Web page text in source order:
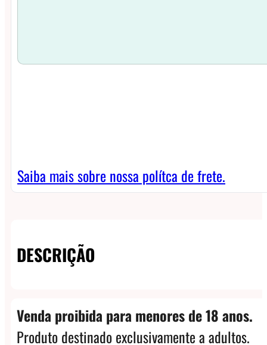
Saiba mais sobre nossa polítca de frete.
DESCRIÇÃO
Venda proibida para menores de 18 anos.
Produto destinado exclusivamente a adultos.